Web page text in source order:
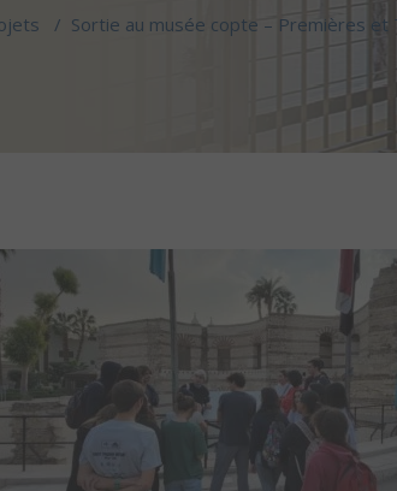
/ Sortie au musée copte – Premières et